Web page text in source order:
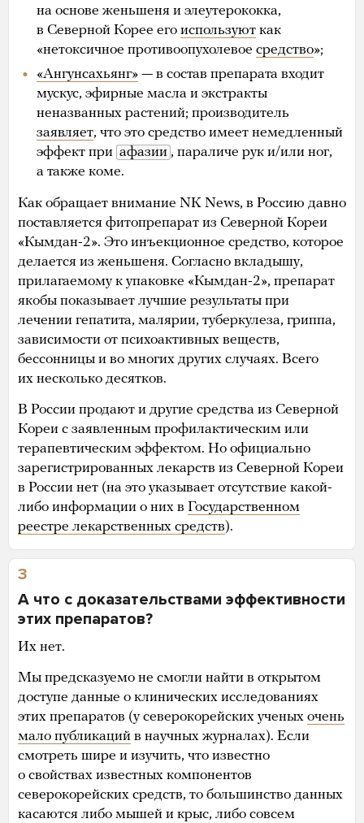
на основе женьшеня и элеутерококка,
в Северной Корее его используют как
«нетоксичное противоопухолевое средство»;
«Ангунсахьянг» — в состав препарата входит
мускус, эфирные масла и экстракты
неназванных растений; производитель
заявляет, что это средство имеет немедленный
эффект при афазии , параличе рук и/или ног,
а также коме.
Как обращает внимание NK News, в Россию давно
поставляется фитопрепарат из Северной Кореи
«Кымдан-2». Это инъекционное средство, которое
делается из женьшеня. Согласно вкладышу,
прилагаемому к упаковке «Кымдан-2», препарат
якобы показывает лучшие результаты при
лечении гепатита, малярии, туберкулеза, гриппа,
зависимости от психоактивных веществ,
бессонницы и во многих других случаях. Всего
их несколько десятков.
В России продают и другие средства из Северной
Кореи с заявленным профилактическим или
терапевтическим эффектом. Но официально
зарегистрированных лекарств из Северной Кореи
в России нет (на это указывает отсутствие какой-
либо информации о них в Государственном
реестре лекарственных средств).
3
А что с доказательствами эффективности
этих препаратов?
Их нет.
Мы предсказуемо не смогли найти в открытом
доступе данные о клинических исследованиях
этих препаратов (у северокорейских ученых очень
мало публикаций в научных журналах). Если
смотреть шире и изучить, что известно
о свойствах известных компонентов
северокорейских средств, то большинство данных
касаются либо мышей и крыс, либо совсем